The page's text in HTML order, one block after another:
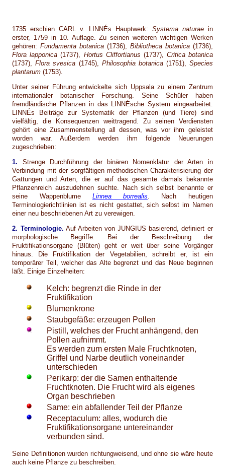
1735 erschien CARL v. LINNÉs Hauptwerk: Systema naturaein
erster, 1759 in 10. Auflage. Zu seinen weiteren wichtigen Werken
gehören:Fundamenta botanica (1736), Bibliotheca botanica(1736),
Flora lapponica (1737), Hortus Cliffortianus (1737), Critica botanica
(1737),Flora svesica (1745), Philosophia botanica(1751), Species
plantarum (1753).
Unter seiner Führung entwickelte sich Uppsala zu einem Zentrum
internationaler botanischer Forschung. Seine Schüler haben
fremdländische Pflanzen in das LINNÉsche System eingearbeitet.
LINNÉs Beiträge zur Systematik der Pflanzen (und Tiere) sind
vielfältig, die Konsequenzen weittragend. Zu seinen Verdiensten
gehört eine Zusammenstellung all dessen, was vor ihm geleistet
worden war. Außerdem werden ihm folgende Neuerungen
zugeschrieben:
1. Strenge Durchführung der binären Nomenklatur der Arten in
Verbindung mit der sorgfältigen methodischen Charakterisierung der
Gattungen und Arten, die er auf das gesamte damals bekannte
Pflanzenreich auszudehnen suchte. Nach sich selbst benannte er
seine Wappenblume Linnea borrealis. Nach heutigen
Terminologierichtlinien ist es nicht gestattet, sich selbst im Namen
einer neu beschriebenen Art zu verewigen.
2. Terminologie. Auf Arbeiten von JUNGIUS basierend, definiert er
morphologische Begriffe. Bei der Beschreibung der
Fruktifikationsorgane (Blüten) geht er weit über seine Vorgänger
hinaus. Die Fruktifikation der Vegetabilien, schreibt er, ist ein
temporärer Teil, welcher das Alte begrenzt und das Neue beginnen
läßt. Einige Einzelheiten:
Kelch: begrenzt die Rinde in der
Fruktifikation
Blumenkrone
Staubgefäße: erzeugen Pollen
Pistill, welches der Frucht anhängend, den
Pollen aufnimmt.
Es werden zum ersten Male Fruchtknoten,
Griffel und Narbe deutlich voneinander
unterschieden
Perikarp: der die Samen enthaltende
Fruchtknoten. Die Frucht wird als eigenes
Organ beschrieben
Same: ein abfallender Teil der Pflanze
Receptaculum: alles, wodurch die
Fruktifikationsorgane untereinander
verbunden sind.
Seine Definitionen wurden richtungweisend, und ohne sie wäre heute
auch keine Pflanze zu beschreiben.